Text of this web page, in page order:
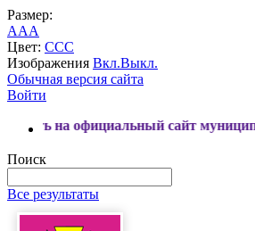
Размер:
AAA
Цвет: CCC
Изображения Вкл.Выкл.
Обычная версия сайта
Войти
сайт муниципального
Поиск
Все результаты